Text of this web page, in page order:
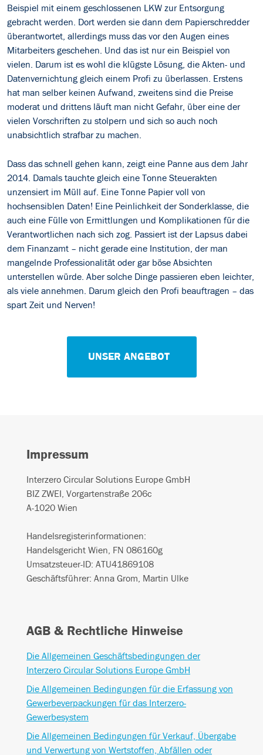
Beispiel mit einem geschlossenen LKW zur Entsorgung
gebracht werden. Dort werden sie dann dem Papierschredder
überantwortet, allerdings muss das vor den Augen eines
Mitarbeiters geschehen. Und das ist nur ein Beispiel von
vielen. Darum ist es wohl die klügste Lösung, die Akten- und
Datenvernichtung gleich einem Profi zu überlassen. Erstens
hat man selber keinen Aufwand, zweitens sind die Preise
moderat und drittens läuft man nicht Gefahr, über eine der
vielen Vorschriften zu stolpern und sich so auch noch
unabsichtlich strafbar zu machen.
Dass das schnell gehen kann, zeigt eine Panne aus dem Jahr
2014. Damals tauchte gleich eine Tonne Steuerakten
unzensiert im Müll auf. Eine Tonne Papier voll von
hochsensiblen Daten! Eine Peinlichkeit der Sonderklasse, die
auch eine Fülle von Ermittlungen und Komplikationen für die
Verantwortlichen nach sich zog. Passiert ist der Lapsus dabei
dem Finanzamt – nicht gerade eine Institution, der man
mangelnde Professionalität oder gar böse Absichten
unterstellen würde. Aber solche Dinge passieren eben leichter,
als viele annehmen. Darum gleich den Profi beauftragen – das
spart Zeit und Nerven!
UNSER ANGEBOT
Impressum
Interzero Circular Solutions Europe GmbH
BIZ ZWEI, Vorgartenstraße 206c
A-1020 Wien
Handelsregisterinformationen:
Handelsgericht Wien, FN 086160g
Umsatzsteuer-ID: ATU41869108
Geschäftsführer: Anna Grom, Martin Ulke
AGB & Rechtliche Hinweise
Die Allgemeinen Geschäftsbedingungen der
Interzero Circular Solutions Europe GmbH
Die Allgemeinen Bedingungen für die Erfassung von
Gewerbeverpackungen für das Interzero-
Gewerbesystem
Die Allgemeinen Bedingungen für Verkauf, Übergabe
und Verwertung von Wertstoffen, Abfällen oder